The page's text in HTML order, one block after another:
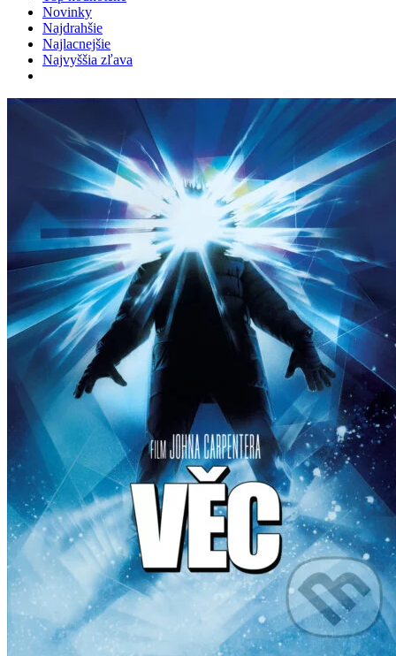
Novinky
Najdrahšie
Najlacnejšie
Najvyššia zľava